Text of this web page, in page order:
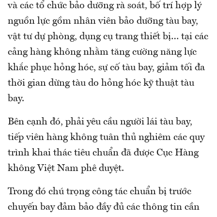
và các tổ chức bảo dưỡng rà soát, bố trí hợp lý
nguồn lực gồm nhân viên bảo dưỡng tàu bay,
vật tư dự phòng, dụng cụ trang thiết bị… tại các
cảng hàng không nhằm tăng cường năng lực
khắc phục hỏng hóc, sự cố tàu bay, giảm tối đa
thời gian dừng tàu do hỏng hóc kỹ thuật tàu
bay.
Bên cạnh đó, phải yêu cầu người lái tàu bay,
tiếp viên hàng không tuân thủ nghiêm các quy
trình khai thác tiêu chuẩn đã được Cục Hàng
không Việt Nam phê duyệt.
Trong đó chú trọng công tác chuẩn bị trước
chuyến bay đảm bảo đầy đủ các thông tin cần